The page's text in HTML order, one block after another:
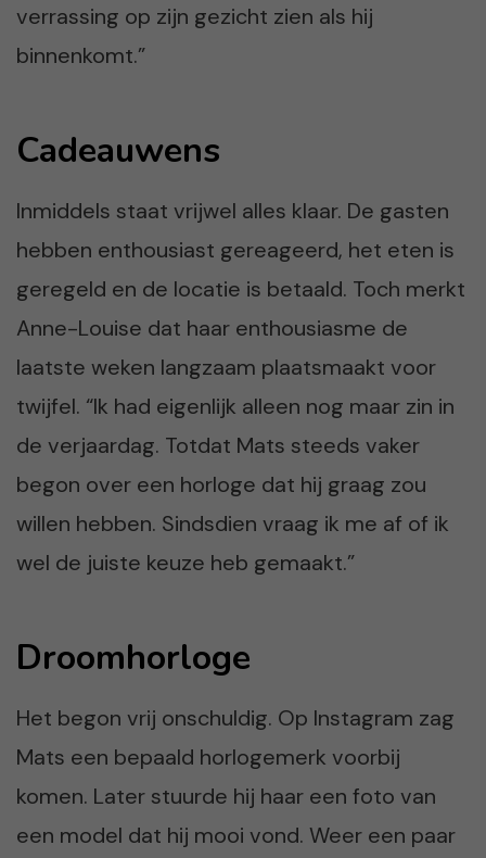
verrassing op zijn gezicht zien als hij
binnenkomt.”
Cadeauwens
Inmiddels staat vrijwel alles klaar. De gasten
hebben enthousiast gereageerd, het eten is
geregeld en de locatie is betaald. Toch merkt
Anne-Louise dat haar enthousiasme de
laatste weken langzaam plaatsmaakt voor
twijfel. “Ik had eigenlijk alleen nog maar zin in
de verjaardag. Totdat Mats steeds vaker
begon over een horloge dat hij graag zou
willen hebben. Sindsdien vraag ik me af of ik
wel de juiste keuze heb gemaakt.”
Droomhorloge
Het begon vrij onschuldig. Op Instagram zag
Mats een bepaald horlogemerk voorbij
komen. Later stuurde hij haar een foto van
een model dat hij mooi vond. Weer een paar